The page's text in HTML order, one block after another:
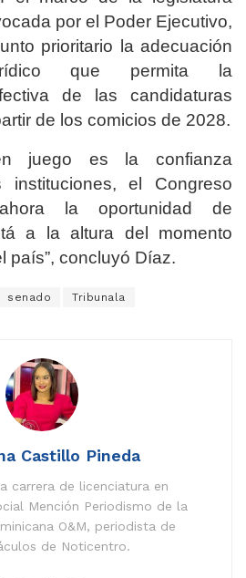
por el Poder Ejecutivo,
prioritario la adecuación
que permita la
de las candidaturas
de los comicios de 2028.
juego es la confianza
el Congreso
la oportunidad de
a la altura del momento
país”, concluyó Díaz.
senado Tribunala
Castillo Pineda
carrera de licenciatura en
Mención Periodismo de la
O&M, periodista de
de Noticentro.